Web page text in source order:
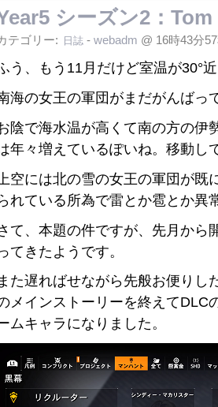
シーズン2：
テゴリー: 日誌 - webadm @ 16時43分
う、もう11月だけど室温が30°
海の女王の軍団がまだがんばっ
陰で海水温が高くて南の方の伊
年々増えているぽいね。移動し
上空には北の雪の女王の軍団が
れている所為で雷とか雹とか異
て、本題の件ですが、先月から
てきたようです。
た遅ればせながら先般お便りし
メインストーリーを終えてDLC
ムキャラになりました。